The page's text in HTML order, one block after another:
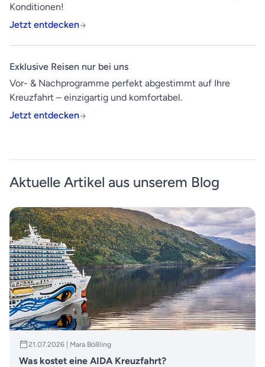
Konditionen!
Jetzt entdecken
Exklusive Reisen nur bei uns
Vor- & Nachprogramme perfekt abgestimmt auf Ihre
Kreuzfahrt – einzigartig und komfortabel.
Jetzt entdecken
Aktuelle Artikel aus unserem Blog
21.07.2026 | Mara Bößling
Was kostet eine AIDA Kreuzfahrt?